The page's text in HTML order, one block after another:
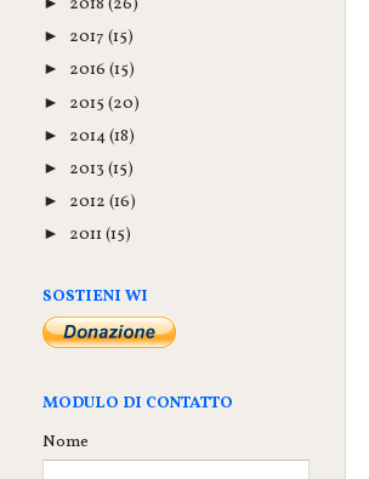
► 2017 (15)
► 2016 (15)
► 2015 (20)
► 2014(18)
► 2013 (15)
► 2012 (16)
► 2011 (15)
SOSTIENI WI
MODULO DI CONTATTO
Nome